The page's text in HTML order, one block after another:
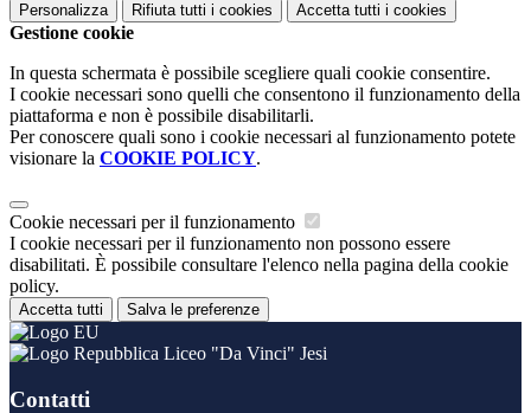
Personalizza Rifiuta tutti i cookies Accetta tutti i cookies
Gestione cookie
In questa schermata è possibile scegliere quali cookie consentire.
I cookie necessari sono quelli che consentono il funzionamento della
piattaforma e non è possibile disabilitarli.
Per conoscere quali sono i cookie necessari al funzionamento potete
visionare la COOKIE POLICY.
Cookie necessari per il funzionamento
I cookie necessari per il funzionamento non possono essere
disabilitati. È possibile consultare l'elenco nella pagina della cookie
policy.
Accetta tutti Salva le preferenze
Liceo "Da Vinci" Jesi
Contatti